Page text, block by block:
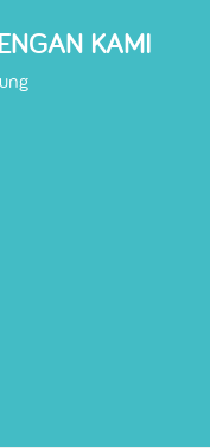
KAMI